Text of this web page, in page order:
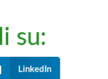
su:
LinkedIn